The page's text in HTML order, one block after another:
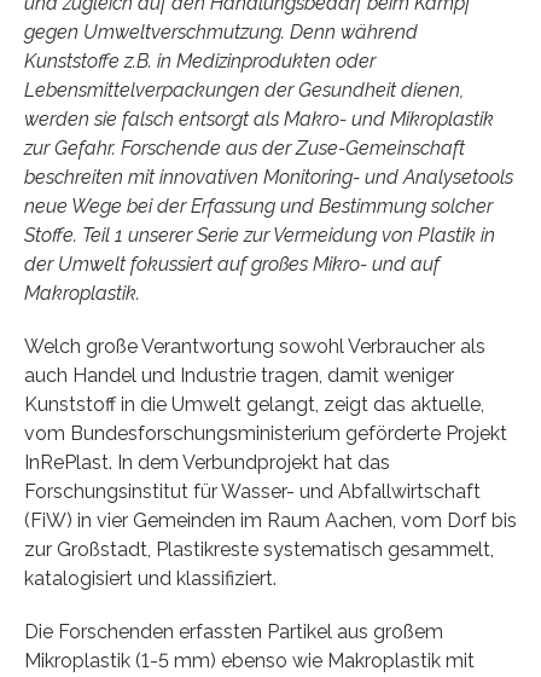
gegen Umweltverschmutzung. Denn während
Kunststoffe z.B. in Medizinprodukten oder
Lebensmittelverpackungen der Gesundheit dienen,
werden sie falsch entsorgt als Makro- und Mikroplastik
zur Gefahr. Forschende aus der Zuse-Gemeinschaft
beschreiten mit innovativen Monitoring- und Analysetools
neue Wege bei der Erfassung und Bestimmung solcher
Stoffe. Teil 1 unserer Serie zur Vermeidung von Plastik in
der Umwelt fokussiert auf großes Mikro- und auf
Makroplastik.
Welch große Verantwortung sowohl Verbraucher als
auch Handel und Industrie tragen, damit weniger
Kunststoff in die Umwelt gelangt, zeigt das aktuelle,
vom Bundesforschungsministerium geförderte Projekt
InRePlast. In dem Verbundprojekt hat das
Forschungsinstitut für Wasser- und Abfallwirtschaft
(FiW) in vier Gemeinden im Raum Aachen, vom Dorf bis
zur Großstadt, Plastikreste systematisch gesammelt,
katalogisiert und klassifiziert.
Die Forschenden erfassten Partikel aus großem
Mikroplastik (1-5 mm) ebenso wie Makroplastik mit